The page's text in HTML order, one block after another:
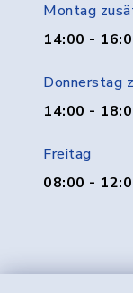
Montag
14:00 -
Donnerstag
14:00 -
Freitag
08:00 -